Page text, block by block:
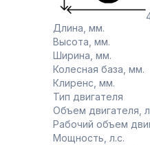
Длина, мм.
Высота, мм.
Ширина, мм.
Колесная база, мм.
Клиренс, мм.
Тип двигателя
Объем
Мощность, л.с.